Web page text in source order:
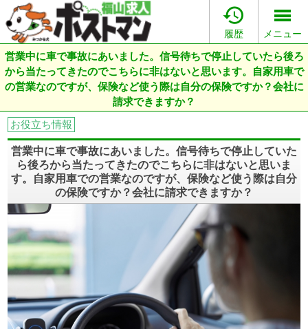

履歴 メニュー
営業中に車で事故にあいました。信号待ちで停止していたら後ろ
から当たってきたのでこちらに非はないと思います。自家用車で
の営業なのですが、保険など使う際は自分の保険ですか？会社に
請求できますか？
お役立ち情報
営業中に車で事故にあいました。信号待ちで停止していた
ら後ろから当たってきたのでこちらに非はないと思いま
す。自家用車での営業なのですが、保険など使う際は自分
の保険ですか？会社に請求できますか？